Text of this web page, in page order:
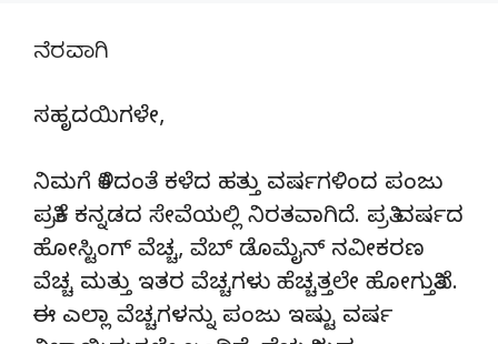
ನೆರವಾಗಿ
ಸಹೃದಯಿಗಳೇ,
ನಿಮಗೆ ತಿಳಿದಂತೆ ಕಳೆದ ಹತ್ತು ವರ್ಷಗಳಿಂದ ಪಂಜು
ಪತ್ರಿಕೆ ಕನ್ನಡದ ಸೇವೆಯಲ್ಲಿ ನಿರತವಾಗಿದೆ. ಪ್ರತಿ ವರ್ಷದ
ಹೋಸ್ಟಿಂಗ್‌ ವೆಚ್ಚ, ವೆಬ್‌ ಡೊಮೈನ್‌ ನವೀಕರಣ
ವೆಚ್ಚ ಮತ್ತು ಇತರ ವೆಚ್ಚಗಳು ಹೆಚ್ಚತ್ತಲೇ ಹೋಗುತ್ತಿವೆ.
ಈ ಎಲ್ಲಾ ವೆಚ್ಚಗಳನ್ನು ಪಂಜು ಇಷ್ಟು ವರ್ಷ